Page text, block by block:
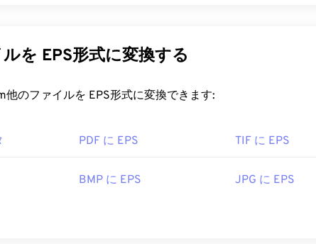
です。無料の独立したプログラムとしては、
くのに問題がある場合は、TIFFからJPGへの
ムも、TIFF ファイルを開いたり処理したりするのに役立ちま
も含まれており、適切なソフトウェアで画像を完全に開くこ
度で画像のプレビューを表示できます。EPSは、ドライグラ
ファイル形式で、多くのアプリケーションで開くことができ
ルを開くのに最適なプログラムです。EPSは、CorelDraw
を EPS形式に変換する
他のファイルを EPS形式に変換できます:
PDF に EPS TIF に EPS
BMP に EPS JPG に EPS